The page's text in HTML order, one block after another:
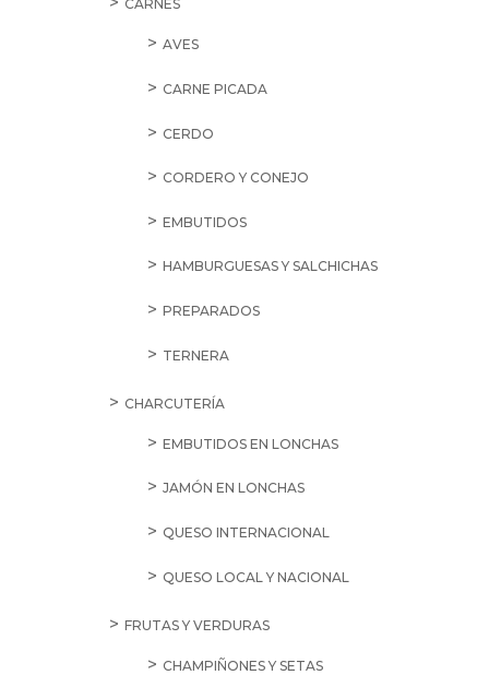
CARNES
AVES
CARNE PICADA
CERDO
CORDERO Y CONEJO
EMBUTIDOS
HAMBURGUESAS Y SALCHICHAS
PREPARADOS
TERNERA
CHARCUTERÍA
EMBUTIDOS EN LONCHAS
JAMÓN EN LONCHAS
QUESO INTERNACIONAL
QUESO LOCAL Y NACIONAL
FRUTAS Y VERDURAS
CHAMPIÑONES Y SETAS